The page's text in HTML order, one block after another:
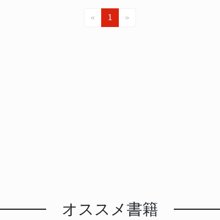
。さらに九電が経営ビジョンに盛り込んだ「次世代革新炉
« 1 »
オススメ書籍